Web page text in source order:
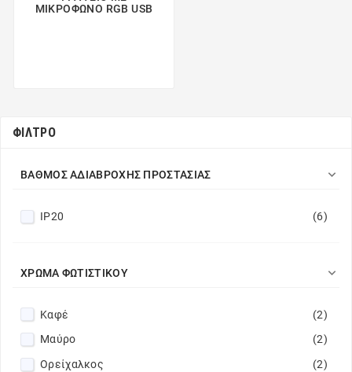
ΜΙΚΡΟΦΩΝΟ RGB USB
ΦΊΛΤΡΟ
ΒΑΘΜΌΣ ΑΔΙΆΒΡΟΧΗΣ ΠΡΟΣΤΑΣΊΑΣ 
IP20 (6)
ΧΡΏΜΑ ΦΩΤΙΣΤΙΚΟΎ 
Καφέ
(2)
Μαύρο
(2)
Ορείχαλκος
(2)